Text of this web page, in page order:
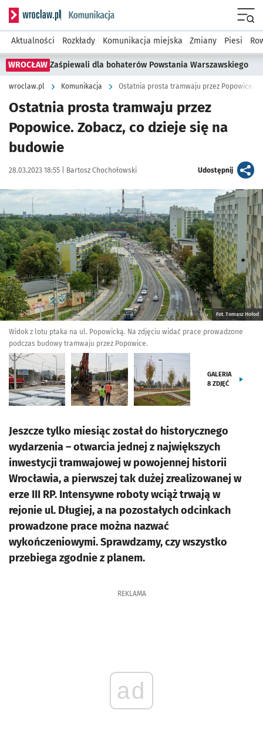
Serwis informacyjny wroclaw.pl podserwis: Komunikacja
Aktualności Rozkłady Komunikacja miejska Zmiany Piesi
WROCŁAW Zaśpiewali dla bohaterów Powstania Warszawskiego
wroclaw.pl Komunikacja Ostatnia prosta tramwaju przez Popowice.
Ostatnia prosta tramwaju przez
Popowice. Zobacz, co dzieje się na
budowie
Data publikacji:
28.03.2023 18:55 | Autor:
Bartosz Chochołowski Udostępnijartykuł
Kliknij, aby zobaczyć galerię
Fot. Tomasz Hołod
Widok z lotu ptaka na ul. Popowicką. Na zdjęciu widać prace prowadzone
podczas budowy tramwaju przez Popowice.
GALERIA
8 ZDJĘĆ
Jeszcze tylko miesiąc został do historycznego
wydarzenia – otwarcia jednej z największych
inwestycji tramwajowej w powojennej historii
Wrocławia, a pierwszej tak dużej zrealizowanej w
erze III RP. Intensywne roboty wciąż trwają w
rejonie ul. Długiej, a na pozostałych odcinkach
prowadzone prace można nazwać
wykończeniowymi. Sprawdzamy, czy wszystko
przebiega zgodnie z planem.
REKLAMA
ad